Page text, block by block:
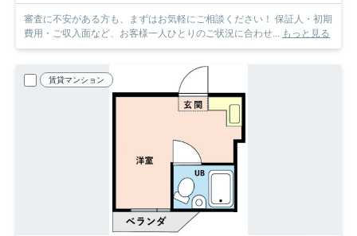
審査に不安がある方も、まずはお気軽にご相談ください！ 保証人・初期
費用・ご収入面など、お客様一人ひとりのご状況に合わせ... もっと見る
賃貸マンション